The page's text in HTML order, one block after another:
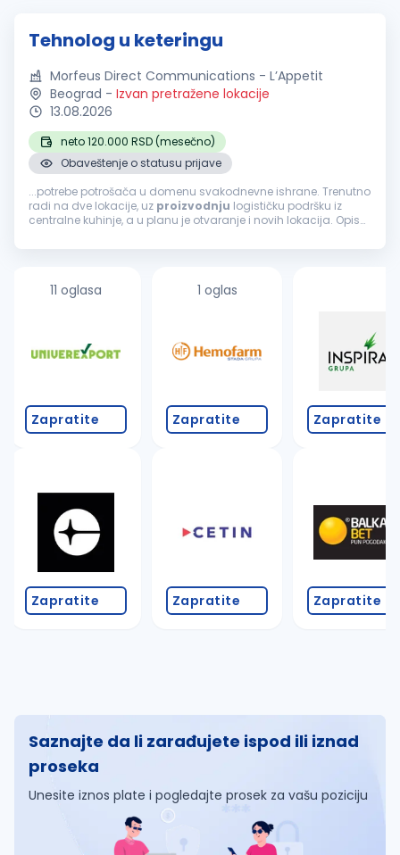
Tehnolog u keteringu
Morfeus Direct Communications - L’Appetit
Beograd - Izvan pretražene lokacije
13.08.2026
neto 120.000 RSD (mesečno)
Obaveštenje o statusu prijave
...potrebe potrošača u domenu svakodnevne ishrane. Trenutno
radi na dve lokacije, uz proizvodnju logističku podršku iz
centralne kuhinje, a u planu je otvaranje i novih lokacija. Opis
izrada...
11 oglasa
Zapratite
Zapratite
1 oglas
Zapratite
Zapratite
Zapratite
Zapratite
Saznajte da li zarađujete ispod ili iznad
proseka
Unesite iznos plate i pogledajte prosek za vašu poziciju